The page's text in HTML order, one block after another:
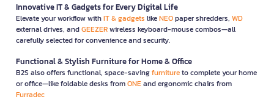
Innovative IT & Gadgets for Every Digital Life
Elevate your workflow withIT & gadgets likeNEOpaper shredders, WD
external drives, andGEEZERwireless keyboard-mouse combos—all
carefully selected for convenience and security.
Functional & Stylish Furniture for Home & Office
B2S also offers functional, space-savingfurnitureto complete your home
or office—like foldable desks fromONEand ergonomic chairs from
Furradec